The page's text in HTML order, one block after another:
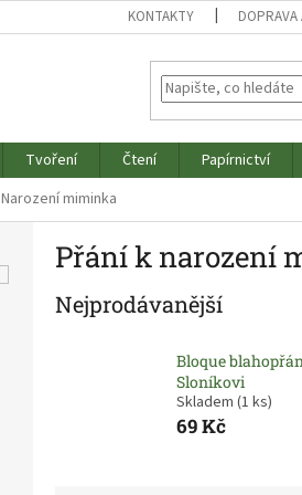
KONTAKTY
Tvoření Čtení Papírnictví
Narození miminka
Přání k narození
Nejprodávanější
Bloque
Sloníkovi
Skladem (1 ks)
69 Kč